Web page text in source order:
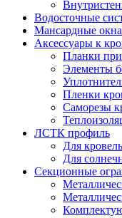
Водосточные
Мансардные окна
Аксессуары к
Планки
Элементы
Пленки
Саморезы
ЛСТК профиль
Для
Для
Секционные